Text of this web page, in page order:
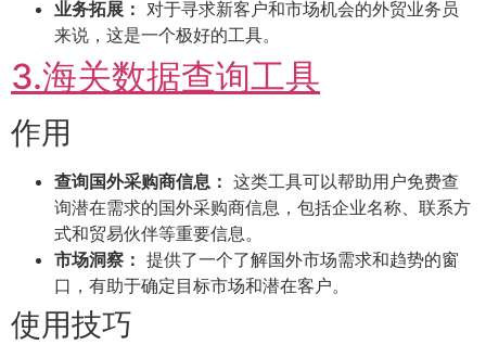
业务拓展： 对于寻求新客户和市场机会的外贸业务员
来说，这是一个极好的工具。
3.海关数据查询工具
作用
查询国外采购商信息： 这类工具可以帮助用户免费查
询潜在需求的国外采购商信息，包括企业名称、联系方
式和贸易伙伴等重要信息。
市场洞察： 提供了一个了解国外市场需求和趋势的窗
口，有助于确定目标市场和潜在客户。
使用技巧